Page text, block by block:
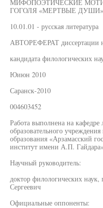
МИФОПОЭТИЧЕСКИЕ
ГОГОЛЯ «МЕРТВЫЕ ДУШИ»
10.01.01 - русская литература
АВТОРЕФЕРАТ диссертации
кандидата филологических
Юиюн 2010
Саранск-2010
004603452
Работа выполнена на кафедре
образовательного
образования «Арзамасский
институт имени А.П. Гайдара»
Научный руководитель:
доктор филологических наук,
Сергеевич
Официальные оппоненты: